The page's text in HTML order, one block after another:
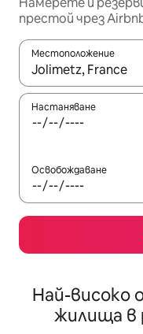
престой чрез
Местоположение
Когато
Настаняване
Освобождаване
Най-високо
жилища в